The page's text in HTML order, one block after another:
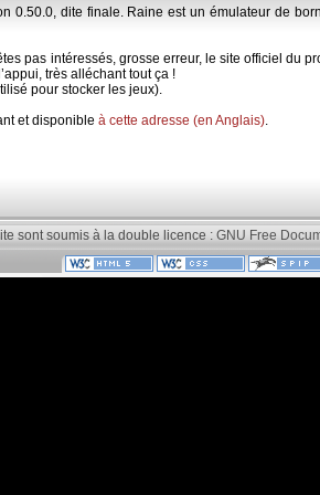
0.50.0, dite finale. Raine est un émulateur de
pas intéressés, grosse erreur, le site officiel du
très alléchant tout ça !
pour stocker les jeux).
et disponible à cette adresse (en Anglais).
sont soumis à la double licence : GNU Free